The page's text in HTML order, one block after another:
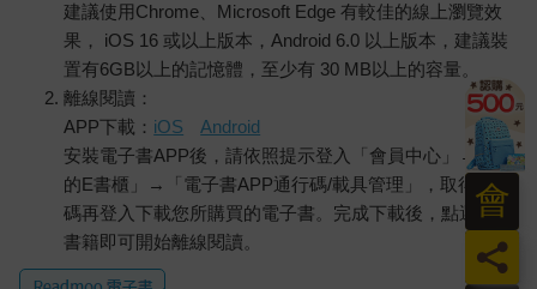
建議使用Chrome、Microsoft Edge 有較佳的線上瀏覽效
果， iOS 16 或以上版本，Android 6.0 以上版本，建議裝
置有6GB以上的記憶體，至少有 30 MB以上的容量。
離線閱讀：
APP下載： iOS
Android
安裝電子書APP後，請依照提示登入「會員中心」→「我
的E書櫃」→「電子書APP通行碼/載具管理」，取得通行
碼再登入下載您所購買的電子書。完成下載後，點選任一
書籍即可開始離線閱讀。
員
會